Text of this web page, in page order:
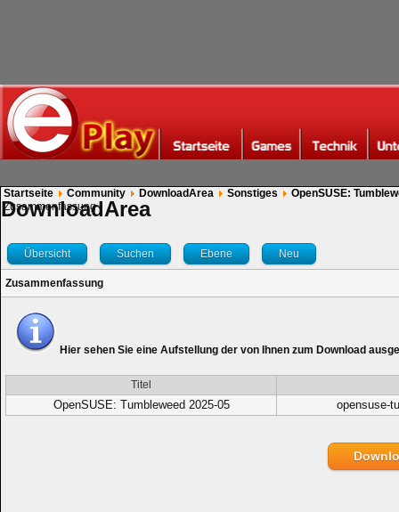
Startseite Community DownloadArea Sonstiges
OpenSUSE:
Zusammenfassung
DownloadArea
Übersicht Suchen Ebene Neu
Zusammenfassung
Hier sehen Sie eine Aufstellung der von Ihnen zum Download
Titel
OpenSUSE: Tumbleweed 2025-05 opensuse-